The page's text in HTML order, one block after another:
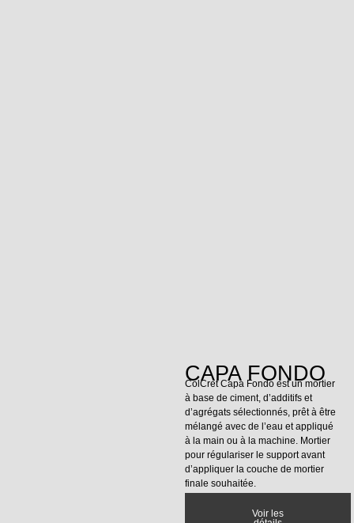
CAPA FONDO
ColCret Capa Fondo est un mortier
à base de ciment, d’additifs et
d’agrégats sélectionnés, prêt à être
mélangé avec de l’eau et appliqué
à la main ou à la machine. Mortier
pour régulariser le support avant
d’appliquer la couche de mortier
finale souhaitée.
Voir les